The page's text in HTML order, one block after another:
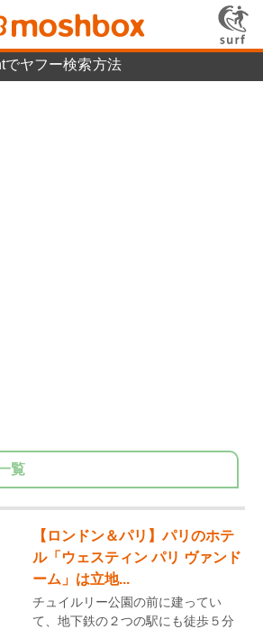
ヤフー検索方法
覧
【ロンドン＆パリ】パリのホテ
ル「ウェスティン パリ ヴァンド
ーム」は立地...
チュイルリー公園の前に建ってい
て、地下鉄の２つの駅にも徒歩５分
方